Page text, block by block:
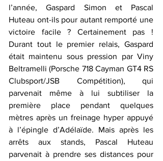
l’année, Gaspard Simon et Pascal
Huteau ont-ils pour autant remporté une
victoire facile ? Certainement pas !
Durant tout le premier relais, Gaspard
était maintenu sous pression par Viny
Beltramelli (Porsche 718 Cayman GT4 RS
Clubsport/JSB Compétition), qui
parvenait même à lui subtiliser la
première place pendant quelques
mètres après un freinage hyper appuyé
à l’épingle d’Adélaïde. Mais après les
arrêts aux stands, Pascal Huteau
parvenait à prendre ses distances pour